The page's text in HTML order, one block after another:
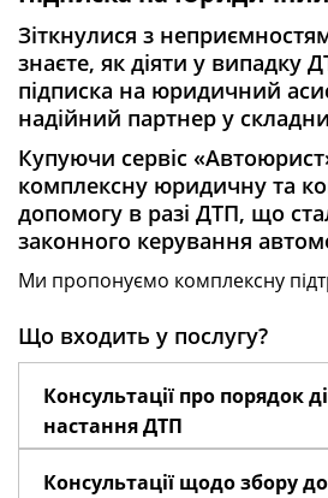
Зіткнулися з
знаєте, як діяти у випадку
підписка на юридичний
надійний партнер у
Купуючи сервіс
комплексну юридичну та
допомогу в разі ДТП, що
законного керування
Ми пропонуємо комплексну
Що входить у послугу?
Консультації про порядок
настання ДТП
Консультації щодо збору